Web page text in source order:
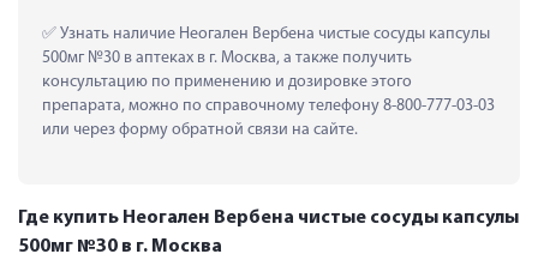
Узнать наличие Неогален Вербена чистые сосуды капсулы
500мг №30 в аптеках в г. Москва, а также получить
консультацию по применению и дозировке этого
препарата, можно по справочному телефону 8-800-777-03-03
или через форму обратной связи на сайте.
Где купить Неогален Вербена чистые сосуды капсулы
500мг №30 в г. Москва